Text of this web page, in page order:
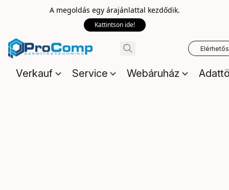
A megoldás egy árajánlattal kezdődik.
Kattintson ide!
Verkauf Service Webáruház